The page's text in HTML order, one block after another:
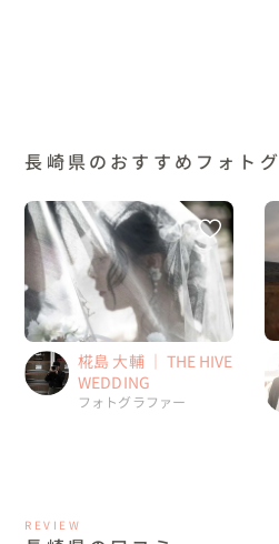
長崎県のおすすめフォト
椛島 大輔 ｜ THE HIVE
WEDDING
フォトグラファー
REVIEW